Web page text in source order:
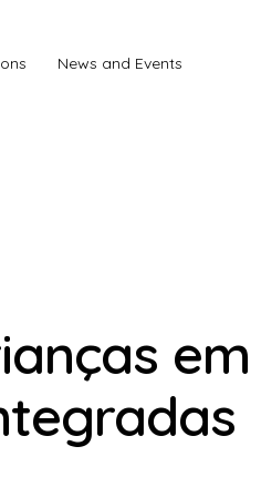
News and Events
em